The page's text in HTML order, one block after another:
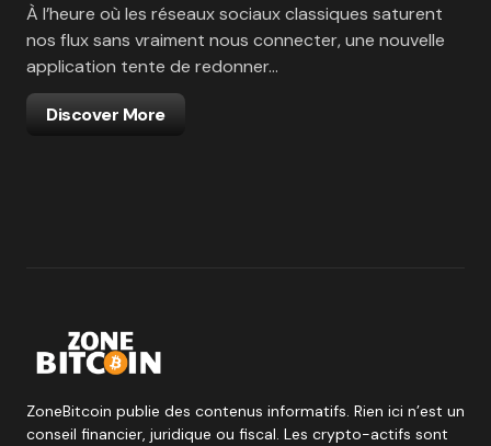
À l’heure où les réseaux sociaux classiques saturent
nos flux sans vraiment nous connecter, une nouvelle
application tente de redonner…
Discover More
ZoneBitcoin publie des contenus informatifs. Rien ici n’est un
conseil financier, juridique ou fiscal. Les crypto-actifs sont